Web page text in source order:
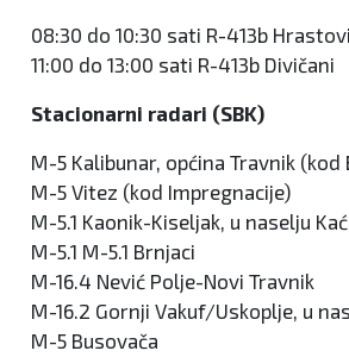
08:30 do 10:30 sati R-413b
11:00 do 13:00 sati R-413b Divičani
Stacionarni radari (SBK)
M-5 Kalibunar, općina Travnik (kod
M-5 Vitez (kod Impregnacije)
M-5.1 Kaonik-Kiseljak, u naselju
M-5.1 M-5.1 Brnjaci
M-16.4 Nević Polje-Novi Travnik
M-16.2 Gornji Vakuf/Uskoplje, u
M-5 Busovača